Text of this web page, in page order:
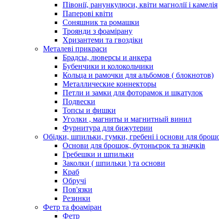
Півонії, ранункулюси, квіти магнолії і камелія
Паперові квіти
Соняшник та ромашки
Троянди з фоамірану
Хризантеми та гвоздіки
Металеві прикраси
Брадсы, люверсы и анкера
Бубенчики и колокольчики
Кольца и рамочки для альбомов ( блокнотов)
Металлические коннекторы
Петли и замки для фоторамок и шкатулок
Подвески
Топсы и фишки
Уголки , магниты и магнитный винил
Фурнитура для бижутерии
Обідки, шпильки, гумки, гребені і основи для
Основи для брошок, бутоньєрок та значків
Гребешки и шпильки
Заколки ( шпильки ) та основи
Краб
Обручі
Пов'язки
Резинки
Фетр та фоаміран
Фетр